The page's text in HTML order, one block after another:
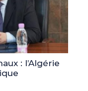
: l’Algérie